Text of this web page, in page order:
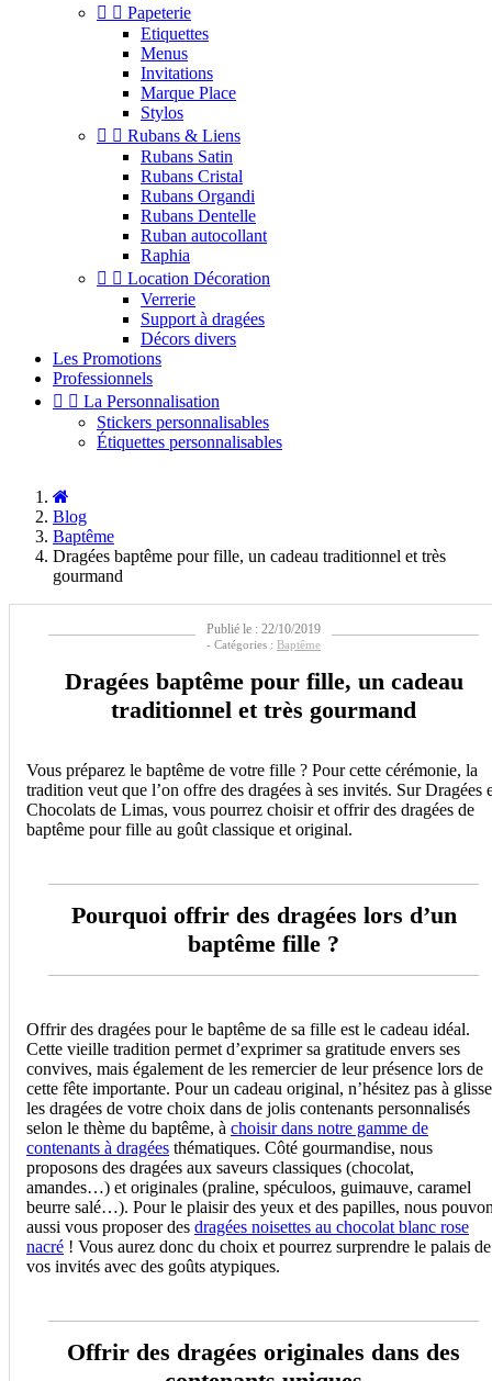
  Papeterie
Etiquettes
Menus
Invitations
Marque Place
Stylos
  Rubans & Liens
Rubans Satin
Rubans Cristal
Rubans Organdi
Rubans Dentelle
Ruban autocollant
Raphia
  Location Décoration
Verrerie
Support à dragées
Décors divers
Les Promotions
Professionnels
  La Personnalisation
Stickers personnalisables
Étiquettes personnalisables
Blog
Baptême
Dragées baptême pour fille, un cadeau traditionnel et très
gourmand
Publié le : 22/10/2019
- Catégories : Baptême
Dragées baptême pour fille, un cadeau
traditionnel et très gourmand
Vous préparez le baptême de votre fille ? Pour cette cérémonie, la
tradition veut que l’on offre des dragées à ses invités. Sur Dragées
Chocolats de Limas, vous pourrez choisir et offrir des dragées de
baptême pour fille au goût classique et original.
Pourquoi offrir des dragées lors d’un
baptême fille ?
Offrir des dragées pour le baptême de sa fille est le cadeau idéal.
Cette vieille tradition permet d’exprimer sa gratitude envers ses
convives, mais également de les remercier de leur présence lors de
cette fête importante. Pour un cadeau original, n’hésitez pas à
les dragées de votre choix dans de jolis contenants personnalisés
selon le thème du baptême, à choisir dans notre gamme de
contenants à dragées thématiques. Côté gourmandise, nous
proposons des dragées aux saveurs classiques (chocolat,
amandes…) et originales (praline, spéculoos, guimauve, caramel
beurre salé…). Pour le plaisir des yeux et des papilles, nous
aussi vous proposer des dragées noisettes au chocolat blanc rose
nacré ! Vous aurez donc du choix et pourrez surprendre le palais de
vos invités avec des goûts atypiques.
Offrir des dragées originales dans des